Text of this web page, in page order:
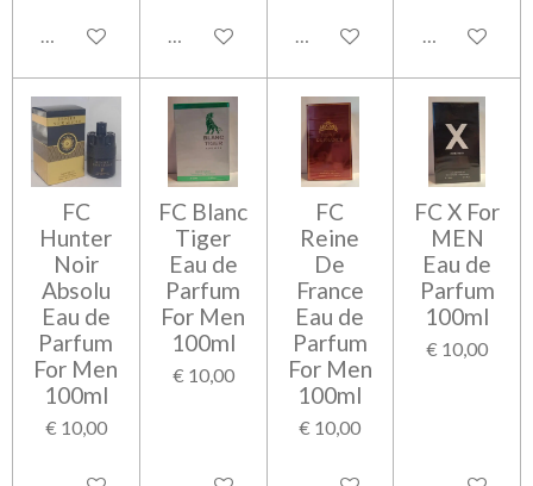
Bekijk details Bekijk details Bekijk details Bekijk details
FC
Hunter
Noir
Absolu
Eau de
Parfum
For Men
100ml
€ 10,00
FC Blanc
Tiger
Eau de
Parfum
For Men
100ml
€ 10,00
FC
Reine
De
France
Eau de
Parfum
For Men
100ml
€ 10,00
FC X For
MEN
Eau de
Parfum
100ml
€ 10,00